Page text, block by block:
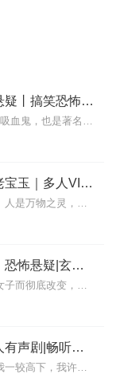
我的女友是妖魔鬼怪丨恐怖悬疑丨搞笑恐怖丨多人有声剧
内容简介我是1号朋友是一个家里蹲吸血鬼，也是著名小黄文作者，她轻易就能让无数读者手裆齐冲。我的2号朋友是一个神秘的女调查员，也爱看小黄文，喜欢把我拖进小黑屋三...
蛊真人｜大爱仙尊｜热血｜老宝玉｜多人VIP免费有声剧
内容简介【黑暗文反派流封神之作】人是万物之灵，蛊是天地真精。一个穿越者不断重生的故事。一个养蛊、炼蛊、用蛊的奇特世界。配音组（男角色）老宝玉旁白...
我的女友不是鬼【粤语多播】恐怖悬疑|玄幻灵异|废柴逆袭
程乐的生活因一位不穿内衣的神秘女子而彻底改变，他踏入了一个光怪陆离的世界，与神仙和鬼怪交错，身心被无数突变撞击，身边美女如云却无法触及，妖界，鬼界却近在咫尺。他...
大奉打更人丨头陀渊领衔多人有声剧|畅听全集|王鹤棣、田曦薇主演影视剧原著|卖报小郎君
【冒泡有奖】听说杨千幻那厮要与我一较高下，我许七安要开始装叉了！快进入声音播放页戳下方输入框，冒个泡偷偷告诉我，我要用哪些诗词才能胜过他？说得好的，有赏！202...